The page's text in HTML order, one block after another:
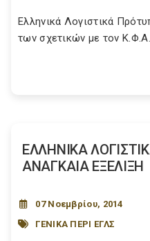
Ελληνικά Λογιστικά
των σχετικών με τον
ΕΛΛΗΝΙΚΑ
ΑΝΑΓΚΑΙΑ ΕΞΕΛΙΞΗ
07 Νοεμβρίου, 2014
ΓΕΝΙΚΑ ΠΕΡΙ ΕΓΛΣ